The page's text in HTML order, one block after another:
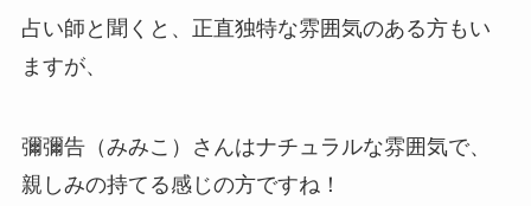
占い師と聞くと、正直独特な雰囲気のある方もい
ますが、
彌彌告（みみこ）さんはナチュラルな雰囲気で、
親しみの持てる感じの方ですね！